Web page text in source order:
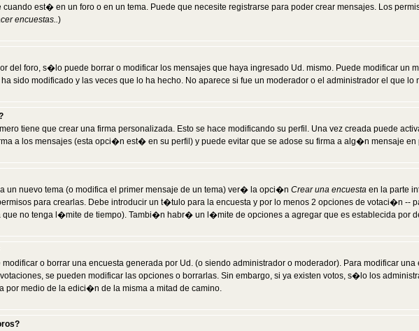
est� en un foro o en un tema. Puede que necesite registrarse para poder crear mensajes. Los
encuestas..)
del foro, s�lo puede borrar o modificar los mensajes que haya ingresado Ud. mismo. Puede modificar un
sido modificado y las veces que lo ha hecho. No aparece si fue un moderador o el administrador el que
tiene que crear una firma personalizada. Esto se hace modificando su perfil. Una vez creada puede
a los mensajes (esta opci�n est� en su perfil) y puede evitar que se adose su firma a alg�n mensaje en
un nuevo tema (o modifica el primer mensaje de un tema) ver� la opci�n Crear una encuesta en la parte
para crearlas. Debe introducir un t�tulo para la encuesta y por lo menos 2 opciones de votaci�n
que no tenga l�mite de tiempo). Tambi�n habr� un l�mite de opciones a agregar que es establecida por
o borrar una encuesta generada por Ud. (o siendo administrador o moderador). Para modificar
se pueden modificar las opciones o borrarlas. Sin embargo, si ya existen votos, s�lo los
por medio de la edici�n de la misma a mitad de camino.